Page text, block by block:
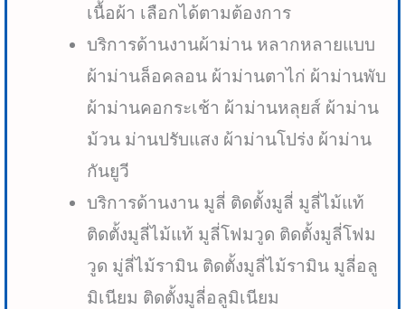
เนื้อผ้า เลือกได้ตามต้องการ
บริการด้านงานผ้าม่าน หลากหลายแบบ
ผ้าม่านล็อคลอน ผ้าม่านตาไก่ ผ้าม่านพับ
ผ้าม่านคอกระเช้า ผ้าม่านหลุยส์ ผ้าม่าน
ม้วน ม่านปรับแสง ผ้าม่านโปร่ง ผ้าม่าน
กันยูวี
บริการด้านงาน มูลี่ ติดตั้งมูลี่ มูลี่ไม้แท้
ติดตั้งมูลี่ไม้แท้ มูลี่โฟมวูด ติดตั้งมูลี่โฟม
วูด มู่ลี่ไม้รามิน ติดตั้งมูลี่ไม้รามิน มูลี่อลู
มิเนียม ติดตั้งมูลี่อลูมิเนียม